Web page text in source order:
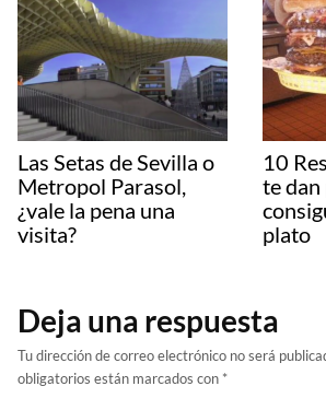
Las Setas de Sevilla o
Metropol Parasol,
¿vale la pena una
visita?
10
te dan
plato
Deja una respuesta
Tu dirección de correo electrónico no será
obligatorios están marcados con *